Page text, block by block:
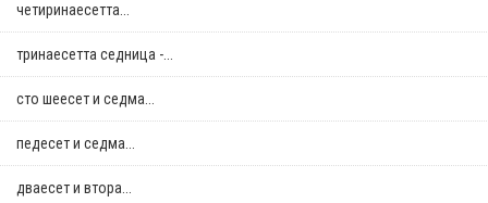
четиринаесетта...
тринаесетта седница -...
сто шеесет и седма...
педесет и седма...
дваесет и втора...